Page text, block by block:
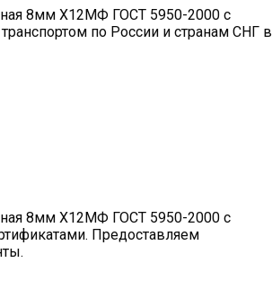
8мм Х12МФ ГОСТ 5950-2000 с
по России и странам СНГ в
8мм Х12МФ ГОСТ 5950-2000 с
Предоставляем